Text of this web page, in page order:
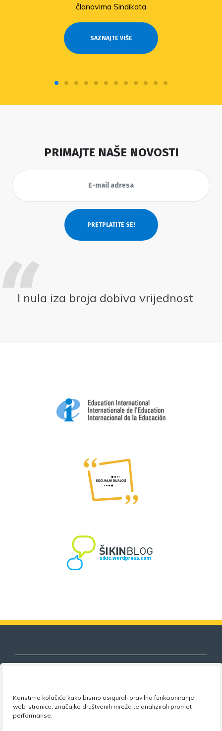
Koristimo kolačiće kako bismo osigurali pravilno funkcioniranje
web-stranice, značajke društvenih mreža te analizirali promet i
performanse.
članovima Sindikata
SAZNAJTE VIŠE
PRIMAJTE NAŠE NOVOSTI
I nula iza broja dobiva vrijednost
Nezavisni sindikat znanosti i visokog
obrazovanja